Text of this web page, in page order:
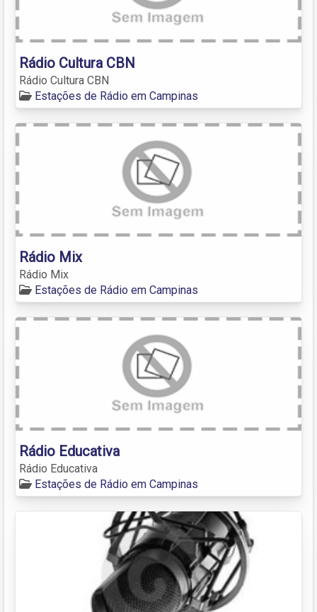
Rádio Cultura CBN
Rádio Cultura CBN
Estações de Rádio em Campinas
Rádio Mix
Rádio Mix
Estações de Rádio em Campinas
Rádio Educativa
Rádio Educativa
Estações de Rádio em Campinas